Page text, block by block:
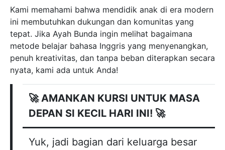
Kami memahami bahwa mendidik anak di era modern
ini membutuhkan dukungan dan komunitas yang
tepat. Jika Ayah Bunda ingin melihat bagaimana
metode belajar bahasa Inggris yang menyenangkan,
penuh kreativitas, dan tanpa beban diterapkan secara
nyata, kami ada untuk Anda!
🚀 AMANKAN KURSI UNTUK MASA
DEPAN SI KECIL HARI INI! 🚀
Yuk, jadi bagian dari keluarga besar